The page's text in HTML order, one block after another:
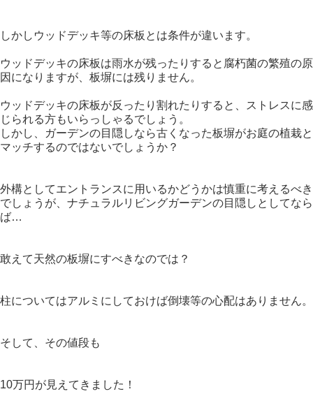
しかしウッドデッキ等の床板とは条件が違います。
ウッドデッキの床板は雨水が残ったりすると腐朽菌の繁殖の原
因になりますが、板塀には残りません。
ウッドデッキの床板が反ったり割れたりすると、ストレスに感
じられる方もいらっしゃるでしょう。
しかし、ガーデンの目隠しなら古くなった板塀がお庭の植栽と
マッチするのではないでしょうか？
外構としてエントランスに用いるかどうかは慎重に考えるべき
でしょうが、ナチュラルリビングガーデンの目隠しとしてなら
ば…
敢えて天然の板塀にすべきなのでは？
柱についてはアルミにしておけば倒壊等の心配はありません。
そして、その値段も
10万円が見えてきました！